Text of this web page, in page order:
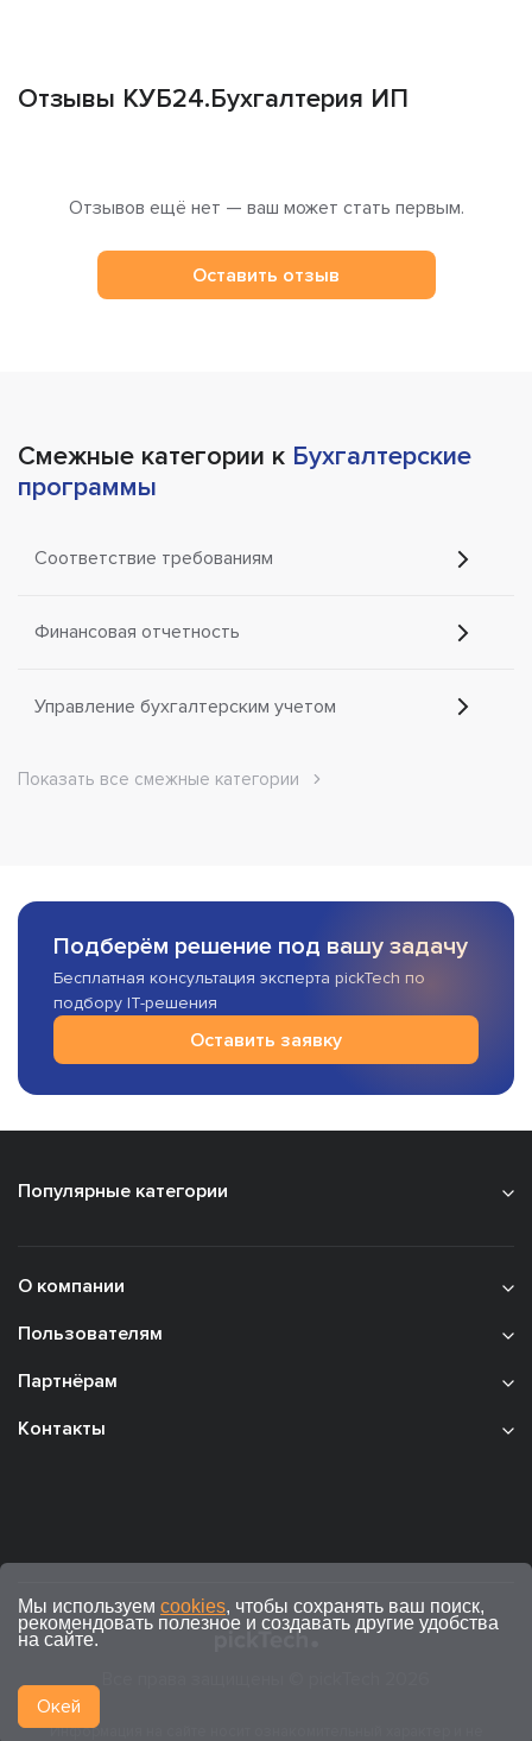
Отзывы КУБ24.Бухгалтерия ИП
Отзывов ещё нет — ваш может стать первым.
Оставить отзыв
Смежные категории к Бухгалтерские
программы
Соответствие требованиям
Финансовая отчетность
Управление бухгалтерским учетом
Показать все смежные категории
Подберём решение под вашу задачу
Бесплатная консультация эксперта pickTech по
подбору IT-решения
Оставить заявку
Популярные категории
О компании
Пользователям
Партнёрам
Контакты
Информация на сайте носит ознакомительный характер и не
Мы используем cookies, чтобы сохранять ваш поиск,
рекомендовать полезное и создавать другие удобства
на сайте.
Окей